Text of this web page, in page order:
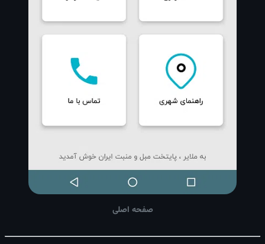
صفحه اصلی